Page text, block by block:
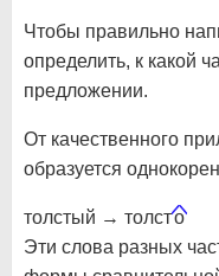
Чтобы правильно
определить, к какой
предложении.
От качественного
образуется
толстый → толсто
Эти слова разных